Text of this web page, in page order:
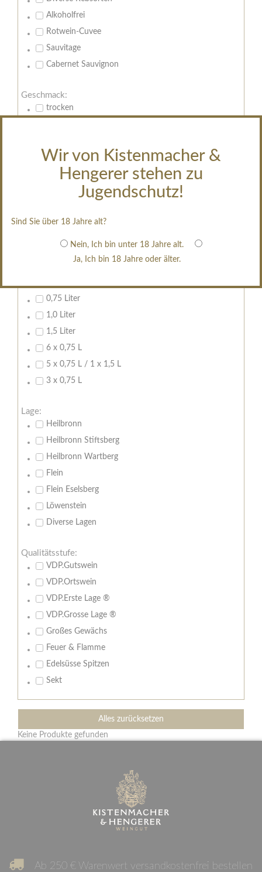
Wir von Kistenmacher &
Hengerer stehen zu
Jugendschutz!
Sind Sie über 18 Jahre alt?
Nein, Ich bin unter 18 Jahre alt.
Ja, Ich bin 18 Jahre oder älter.
Alkoholfrei
Rotwein-Cuvee
Sauvitage
Cabernet Sauvignon
Geschmack:
trocken
restsüß
edelsüß
im Holzfass gereift
erfrischend, nicht zu süß
0,75 Liter
1,0 Liter
1,5 Liter
6 x 0,75 L
5 x 0,75 L / 1 x 1,5 L
3 x 0,75 L
Lage:
Heilbronn
Heilbronn Stiftsberg
Heilbronn Wartberg
Flein
Flein Eselsberg
Löwenstein
Diverse Lagen
Qualitätsstufe:
VDP.Gutswein
VDP.Ortswein
VDP.Erste Lage ®
VDP.Grosse Lage ®
Großes Gewächs
Feuer & Flamme
Edelsüsse Spitzen
Sekt
Alles zurücksetzen
Keine Produkte gefunden
Ab 250 € Warenwert versandkostenfrei bestellen